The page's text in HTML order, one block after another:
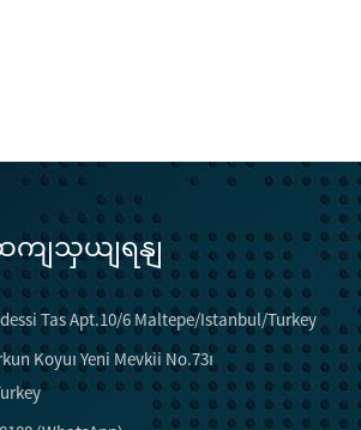
ကျသှယျရနျ
Tas Apt.10/6 Maltepe/Istanbul/Turkey
၊ Yeni Mevkii No.73၊